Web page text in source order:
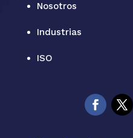
Nosotros
Industrias
ISO